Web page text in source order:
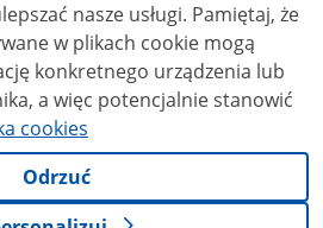
usługi. Pamiętaj, że
w plikach cookie mogą
konkretnego urządzenia lub
a więc potencjalnie stanowić
cookies
Odrzuć